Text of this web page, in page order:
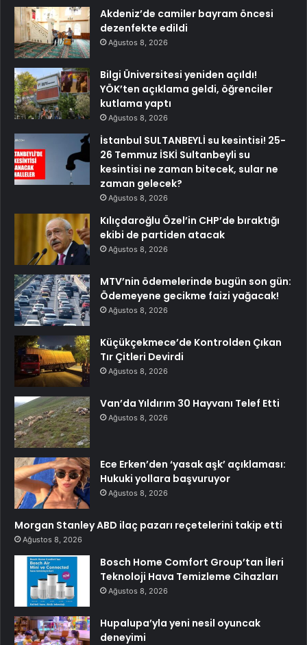
Akdeniz’de camiler bayram öncesi
dezenfekte edildi
Ağustos 8, 2026
Bilgi Üniversitesi yeniden açıldı!
YÖK’ten açıklama geldi, öğrenciler
kutlama yaptı
Ağustos 8, 2026
İstanbul SULTANBEYLİ su kesintisi! 25-
26 Temmuz İSKİ Sultanbeyli su
kesintisi ne zaman bitecek, sular ne
zaman gelecek?
Ağustos 8, 2026
Kılıçdaroğlu Özel’in CHP’de bıraktığı
ekibi de partiden atacak
Ağustos 8, 2026
MTV’nin ödemelerinde bugün son gün:
Ödemeyene gecikme faizi yağacak!
Ağustos 8, 2026
Küçükçekmece’de Kontrolden Çıkan
Tır Çitleri Devirdi
Ağustos 8, 2026
Van’da Yıldırım 30 Hayvanı Telef Etti
Ağustos 8, 2026
Ece Erken’den ‘yasak aşk’ açıklaması:
Hukuki yollara başvuruyor
Ağustos 8, 2026
Morgan Stanley ABD ilaç pazarı reçetelerini takip etti
Ağustos 8, 2026
Bosch Home Comfort Group’tan İleri
Teknoloji Hava Temizleme Cihazları
Ağustos 8, 2026
Hupalupa’yla yeni nesil oyuncak
deneyimi